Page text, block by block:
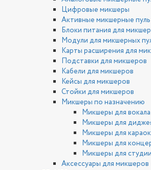
Цифровые микшеры
Активные микшерные
Блоки питания для
Модули для микшерных
Карты расширения для
Подставки для микшеров
Кабели для микшеров
Кейсы для микшеров
Стойки для микшеров
Микшеры по назначению
Микшеры для вокала
Микшеры для
Микшеры для
Микшеры для
Микшеры для
Аксессуары для микшеров